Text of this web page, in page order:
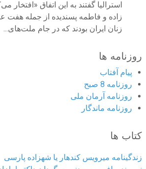
استرالیا گفتند به این اتفاق «افتخار
زاده و فاطمه پسندیده از جمله هفت
زنان ایران بودند که در جام ملت‌های...
روزنامه ها
پیام آفتاب
روزنامه 8 صبح
روزنامه آرمان ملى
روزنامه ماندگار
کتاب ها
زندگینامه میرویس کندهار یا شهزاده پارسی